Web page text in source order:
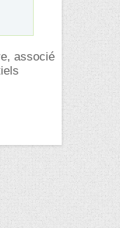
associé